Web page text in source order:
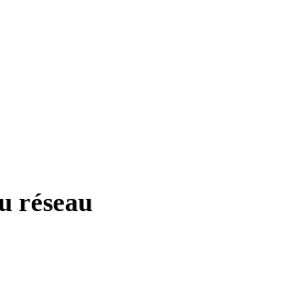
réseau